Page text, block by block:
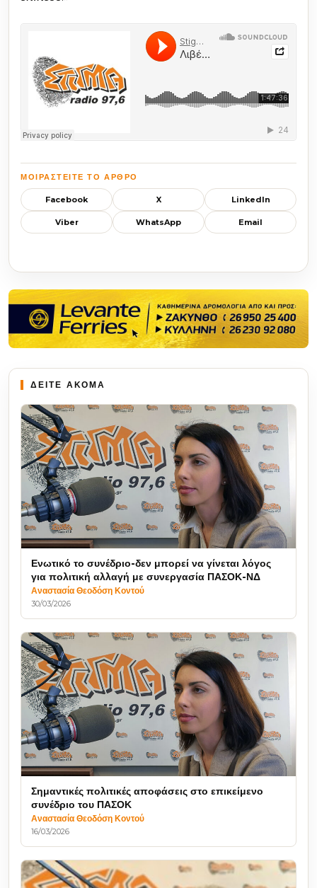
ΜΟΙΡΑΣΤΕΊΤΕ ΤΟ ΆΡΘΡΟ
Facebook X LinkedIn
Viber WhatsApp Email
ΔΕΙΤΕ ΑΚΟΜΑ
Ενωτικό το συνέδριο-δεν μπορεί να γίνεται λόγος
για πολιτική αλλαγή με συνεργασία ΠΑΣΟΚ-ΝΔ
Αναστασία Θεοδόση Κοντού
30/03/2026
Σημαντικές πολιτικές αποφάσεις στο επικείμενο
συνέδριο του ΠΑΣΟΚ
Αναστασία Θεοδόση Κοντού
16/03/2026